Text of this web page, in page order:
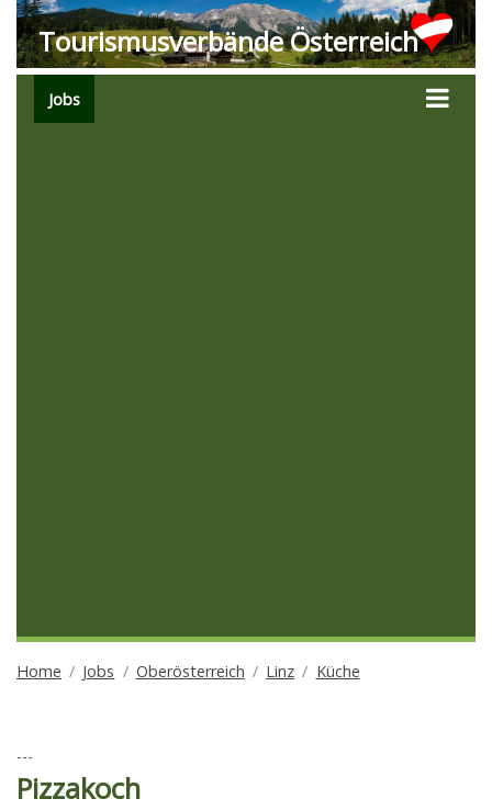
Tourismusverbände Österreich
Jobs
Home Jobs Oberösterreich Linz Küche
---
Pizzakoch